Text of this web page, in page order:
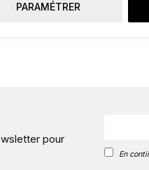
PARAMÉTRER
pour
En